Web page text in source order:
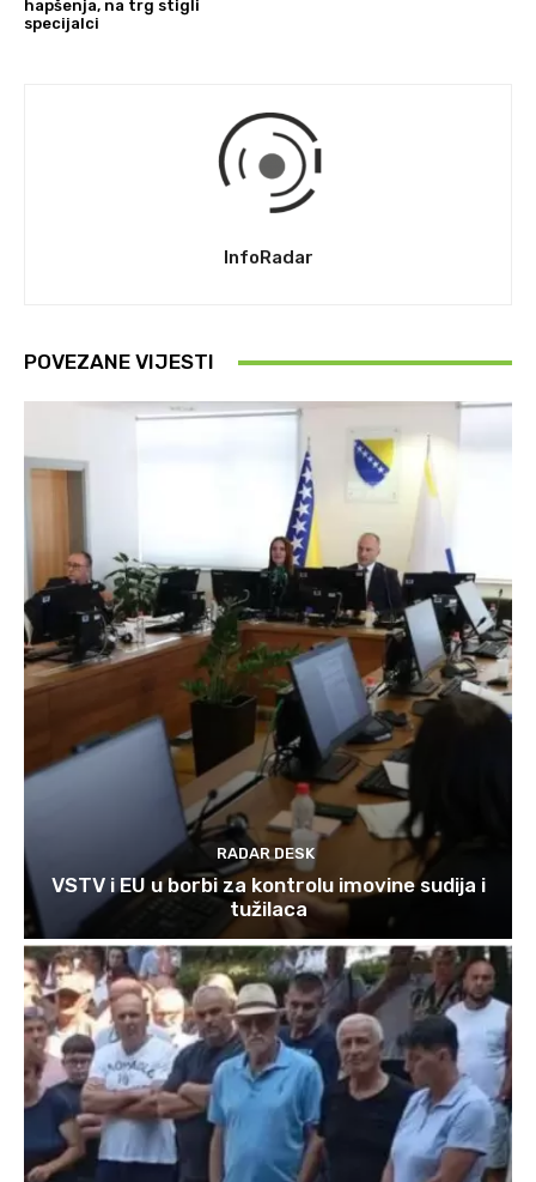
hapšenja, na trg stigli
specijalci
InfoRadar
POVEZANE VIJESTI
RADAR DESK
VSTV i EU u borbi za kontrolu imovine sudija i
tužilaca